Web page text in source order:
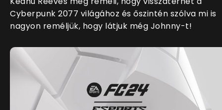
Cyberpunk 2077 világához és őszintén szólva mi is
nagyon reméljük, hogy látjuk még Johnny-t!